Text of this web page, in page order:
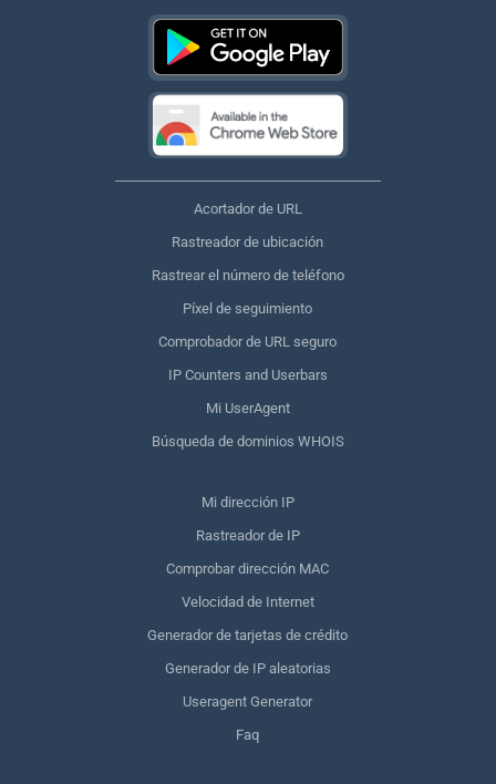
Acortador de URL
Rastreador de ubicación
Rastrear el número de teléfono
Píxel de seguimiento
Comprobador de URL seguro
IP Counters and Userbars
Mi UserAgent
Búsqueda de dominios WHOIS
Mi dirección IP
Rastreador de IP
Comprobar dirección MAC
Velocidad de Internet
Generador de tarjetas de crédito
Generador de IP aleatorias
Useragent Generator
Faq